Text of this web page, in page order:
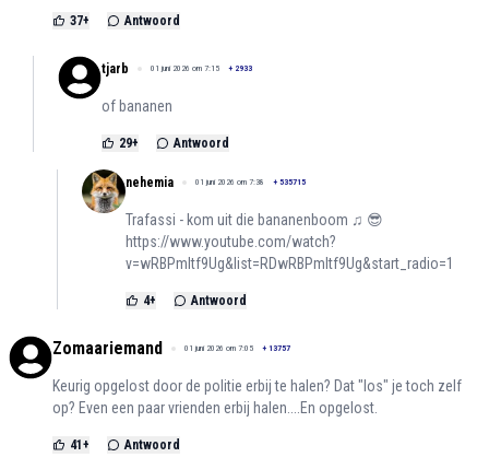
37+ Antwoord
tjarb 01 juni 2026 om 7:15 + 2933
of bananen
29+ Antwoord
nehemia 01 juni 2026 om 7:38 + 535715
Trafassi - kom uit die bananenboom ♫ 😎
https://www.youtube.com/watch?
v=wRBPmltf9Ug&list=RDwRBPmltf9Ug&start_radio=1
4+ Antwoord
Zomaariemand 01 juni 2026 om 7:05 + 13757
Keurig opgelost door de politie erbij te halen? Dat "los" je toch zelf
op? Even een paar vrienden erbij halen....En opgelost.
41 + Antwoord